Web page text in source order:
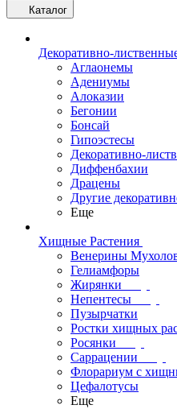
Каталог
Декоративно-
Аглаонемы
Адениумы
Алоказии
Бегонии
Бонсай
Гипоэстесы
Декоративно-
Диффенбахии
Драцены
Другие
Еще
Хищные Растения
Венерины
Гелиамфоры
Жирянки
Непентесы
Пузырчатки
Ростки хищных
Росянки
Саррацении
Флорариум с
Цефалотусы
Еще